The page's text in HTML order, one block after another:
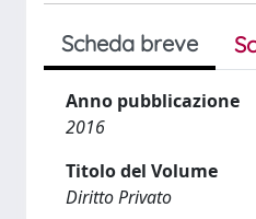
Scheda breve
Anno pubblicazione
2016
Titolo del Volume
Diritto Privato